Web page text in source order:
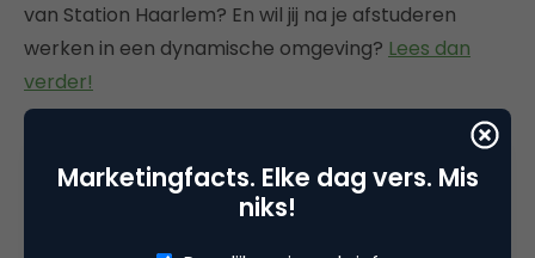
van Station Haarlem? En wil jij na je afstuderen
werken in een dynamische omgeving? Lees dan
verder!
Gezocht: Online Marketing Stagiair Locatie: Haarlem
Marketingfacts. Elke dag vers. Mis
niks!